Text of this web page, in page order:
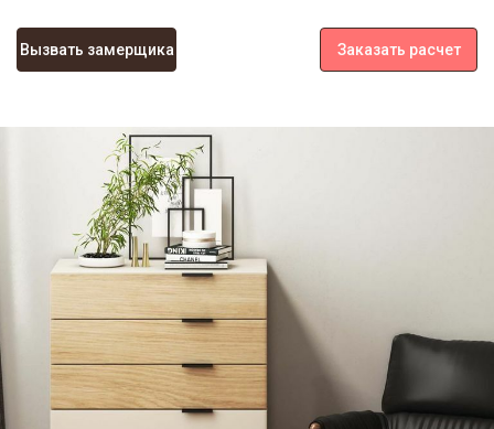
Заказать расчет
Вызвать замерщика